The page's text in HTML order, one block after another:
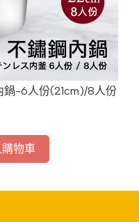
鍋-6人份(21cm)/8人份
購物車